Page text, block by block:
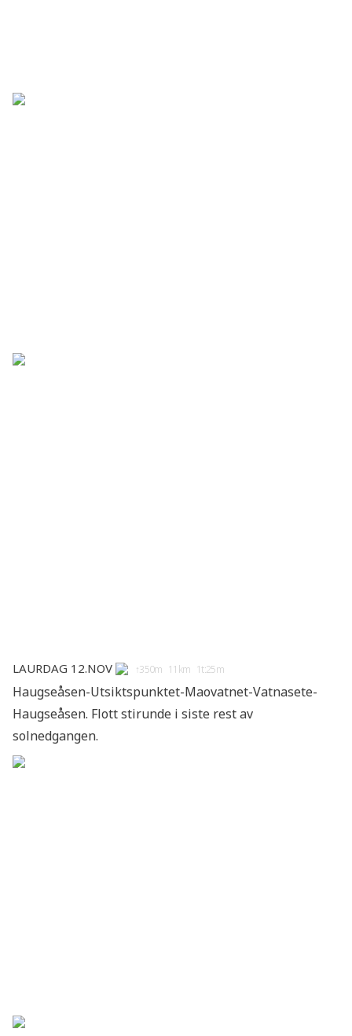
Laurdag 12.nov ↑350m 11km 1t:25m
Haugseåsen-Utsiktspunktet-Maovatnet-Vatnasete-
Haugseåsen. Flott stirunde i siste rest av
solnedgangen.